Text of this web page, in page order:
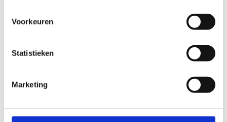
Voorkeuren
Statistieken
Marketing
Binnen een paar seconden zien we welke auto je
hebt.